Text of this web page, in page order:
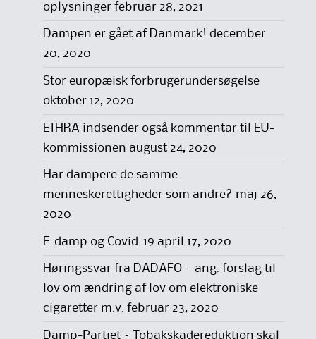
oplysninger februar 28, 2021
Dampen er gået af Danmark! december
20, 2020
Stor europæisk forbrugerundersøgelse
oktober 12, 2020
ETHRA indsender også kommentar til EU-
kommissionen august 24, 2020
Har dampere de samme
menneskerettigheder som andre? maj 26,
2020
E-damp og Covid-19 april 17, 2020
Høringssvar fra DADAFO – ang. forslag til
lov om ændring af lov om elektroniske
cigaretter m.v. februar 23, 2020
Damp-Partiet – Tobakskadereduktion skal